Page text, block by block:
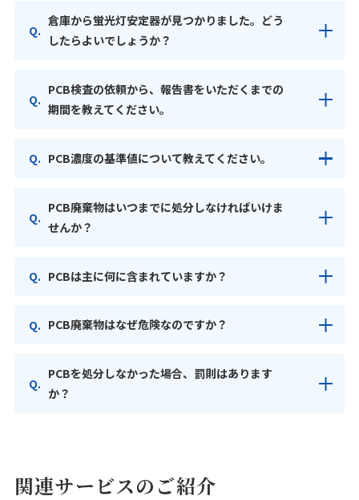
倉庫から蛍光灯安定器が見つかりました。どう
したらよいでしょうか？
PCB検査の依頼から、報告書をいただくまでの
期間を教えてください。
PCB濃度の基準値について教えてください。
PCB廃棄物はいつまでに処分しなければいけま
せんか？
PCBは主に何に含まれていますか？
PCB廃棄物はなぜ危険なのですか？
PCBを処分しなかった場合、罰則はあります
か？
関連サービスのご紹介